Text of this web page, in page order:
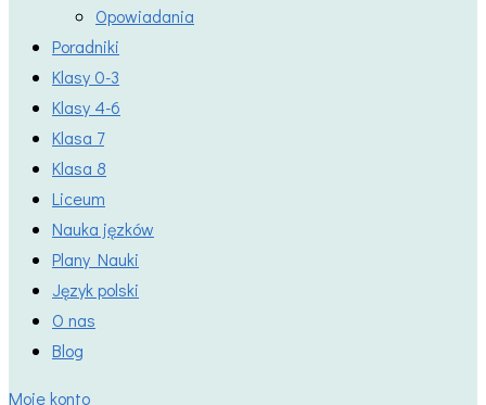
Opowiadania
Poradniki
Klasy 0-3
Klasy 4-6
Klasa 7
Klasa 8
Liceum
Nauka jęzków
Plany Nauki
Język polski
O nas
Blog
Moje konto